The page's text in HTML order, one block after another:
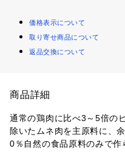
価格表示について
取り寄せ商品について
返品交換について
商品詳細
通常の鶏肉に比べ3～5倍の
除いたムネ肉を主原料に、
0％自然の食品原料のみで作